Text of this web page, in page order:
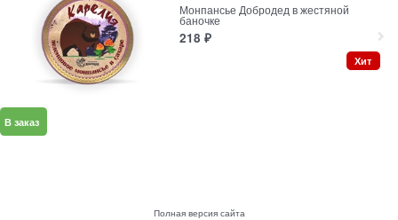
Монпансье Добродед в жестяной
баночке
218 ₽
Хит
В заказ
Полная версия сайта